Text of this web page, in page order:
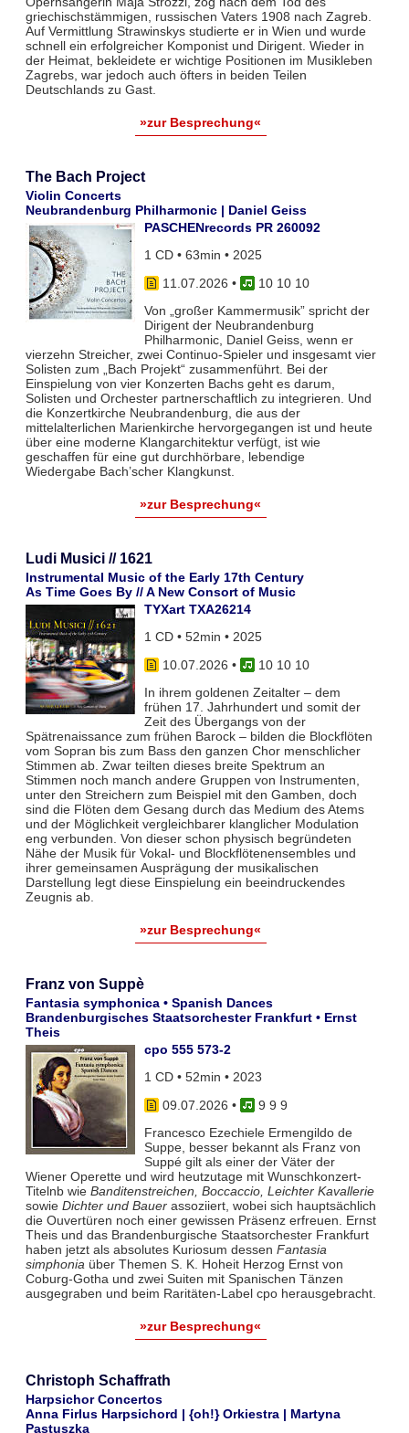
griechischstämmigen, russischen Vaters 1908 nach Zagreb.
Auf Vermittlung Strawinskys studierte er in Wien und wurde
schnell ein erfolgreicher Komponist und Dirigent. Wieder in
der Heimat, bekleidete er wichtige Positionen im Musikleben
Zagrebs, war jedoch auch öfters in beiden Teilen
Deutschlands zu Gast.
»zur Besprechung«
The Bach Project
Violin Concerts
Neubrandenburg Philharmonic | Daniel Geiss
PASCHENrecords PR 260092
1 CD • 63min • 2025
11.07.2026 •
10 10 10
Von „großer Kammermusik” spricht der
Dirigent der Neubrandenburg
Philharmonic, Daniel Geiss, wenn er
vierzehn Streicher, zwei Continuo-Spieler und insgesamt vier
Solisten zum „Bach Projekt“ zusammenführt. Bei der
Einspielung von vier Konzerten Bachs geht es darum,
Solisten und Orchester partnerschaftlich zu integrieren. Und
die Konzertkirche Neubrandenburg, die aus der
mittelalterlichen Marienkirche hervorgegangen ist und heute
über eine moderne Klangarchitektur verfügt, ist wie
geschaffen für eine gut durchhörbare, lebendige
Wiedergabe Bach’scher Klangkunst.
»zur Besprechung«
Ludi Musici // 1621
Instrumental Music of the Early 17th Century
As Time Goes By // A New Consort of Music
TYXart TXA26214
1 CD • 52min • 2025
10.07.2026 •
10 10 10
In ihrem goldenen Zeitalter – dem
frühen 17. Jahrhundert und somit der
Zeit des Übergangs von der
Spätrenaissance zum frühen Barock – bilden die Blockflöten
vom Sopran bis zum Bass den ganzen Chor menschlicher
Stimmen ab. Zwar teil­ten dieses breite Spektrum an
Stimmen noch manch andere Gruppen von Instrumenten,
unter den Streichern zum Bei­spiel mit den Gamben, doch
sind die Flöten dem Gesang durch das Medium des Atems
und der Möglichkeit vergleich­barer klanglicher Modulation
eng verbunden. Von dieser schon physisch begründeten
Nähe der Musik für Vokal- und Blockflö­tenensembles und
ihrer gemeinsamen Ausprägung der musikalischen
Darstellung legt diese Einspielung ein beeindruckendes
Zeugnis ab.
»zur Besprechung«
Franz von Suppè
Fantasia symphonica • Spanish Dances
Brandenburgisches Staatsorchester Frankfurt • Ernst
Theis
cpo 555 573-2
1 CD • 52min • 2023
09.07.2026 •
9 9 9
Francesco Ezechiele Ermengildo de
Suppe, besser bekannt als Franz von
Suppé gilt als einer der Väter der
Wiener Operette und wird heutzutage mit Wunschkonzert-
Titelnb wie Banditenstreichen, Boccaccio, Leichter Kavallerie
sowie Dichter und Bauerassoziiert, wobei sich hauptsächlich
die Ouvertüren noch einer gewissen Präsenz erfreuen. Ernst
Theis und das Brandenburgische Staatsorchester Frankfurt
haben jetzt als absolutes Kuriosum dessen Fantasia
simphoniaüber Themen S. K. Hoheit Herzog Ernst von
Coburg-Gotha und zwei Suiten mit Spanischen Tänzen
ausgegraben und beim Raritäten-Label cpo herausgebracht.
»zur Besprechung«
Christoph Schaffrath
Harpsichor Concertos
Anna Firlus Harpsichord | {oh!} Orkiestra | Martyna
Pastuszka